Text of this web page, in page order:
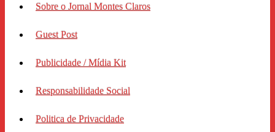
Sobre o Jornal Montes Claros
Guest Post
Publicidade / Mídia Kit
Responsabilidade Social
Politica de Privacidade